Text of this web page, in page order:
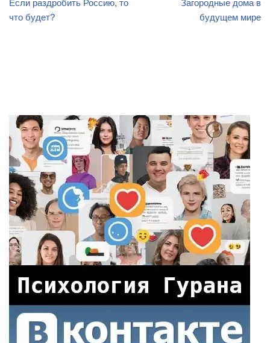
Если раздробить Россию, то
что будет?
Загородные дома в
будущем мире